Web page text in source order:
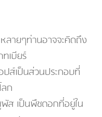
ลายๆท่านอาจจะคิดถึง
เบียร์
ส์เป็นส่วนประกอบที่
ก
ส เป็นพืชดอกที่อยู่ใน